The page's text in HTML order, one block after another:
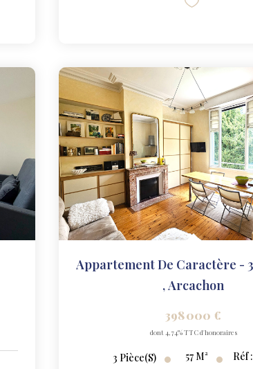
,Arcachon
398 000 €
dont 4,74% TTC d'honoraires
3 Pièce(s) 57 M² Réf :